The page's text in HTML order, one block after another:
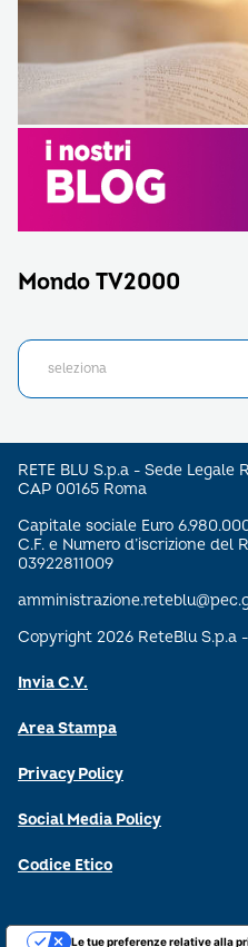
Mondo TV2000
RETE BLU S.p.a - Sede Legale
CAP 00165 Roma
Capitale sociale Euro
C.F. e Numero d’iscrizione del
03922811009
Copyright 2026 ReteBlu S.p.a
Invia C.V.
Area Stampa
Privacy Policy
Social Media Policy
Codice Etico
Le tue preferenze relative alla